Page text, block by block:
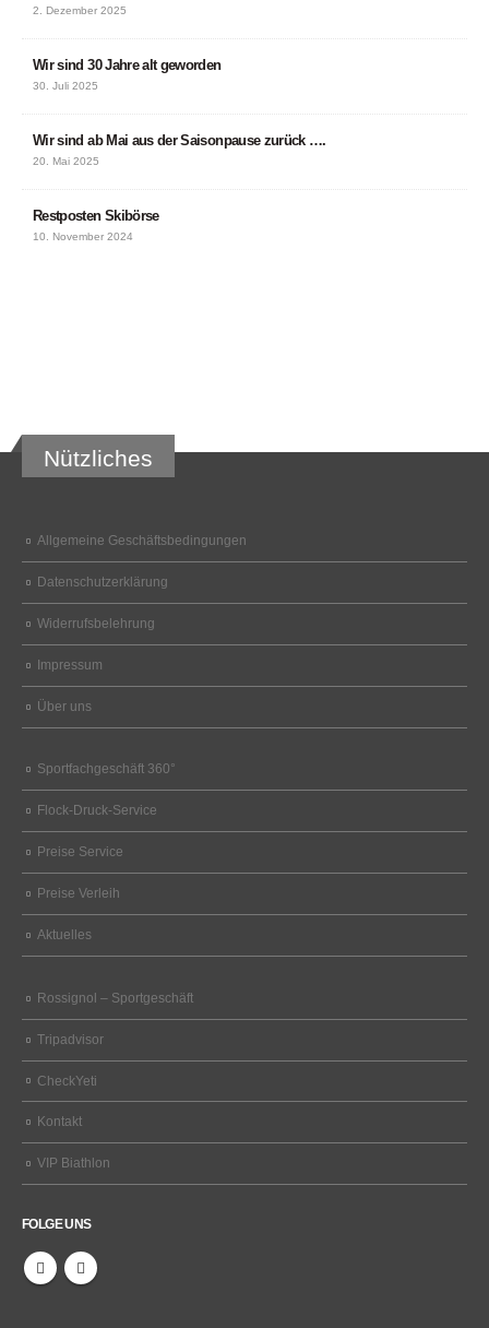
2. Dezember 2025
Wir sind 30 Jahre alt geworden
30. Juli 2025
Wir sind ab Mai aus der Saisonpause zurück ….
20. Mai 2025
Restposten Skibörse
10. November 2024
Nützliches
Allgemeine Geschäftsbedingungen
Datenschutzerklärung
Widerrufsbelehrung
Impressum
Über uns
Sportfachgeschäft 360°
Flock-Druck-Service
Preise Service
Preise Verleih
Aktuelles
Rossignol – Sportgeschäft
Tripadvisor
CheckYeti
Kontakt
VIP Biathlon
FOLGE UNS